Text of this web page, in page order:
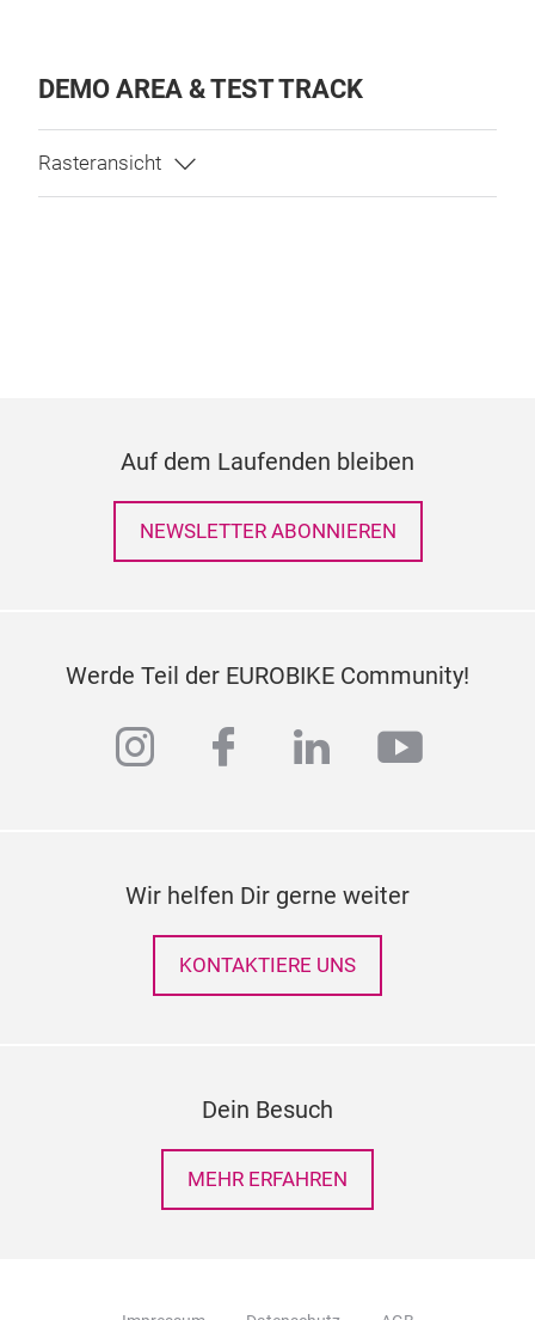
DEMO AREA & TEST TRACK
Auf dem Laufenden bleiben
NEWSLETTER ABONNIEREN
Werde Teil der EUROBIKE Community!
instagram
facebook
linkedin
Wir helfen Dir gerne weiter
KONTAKTIERE UNS
Dein Besuch
MEHR ERFAHREN